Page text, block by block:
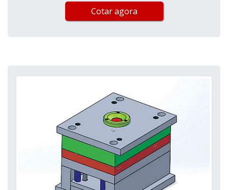
Cotar agora